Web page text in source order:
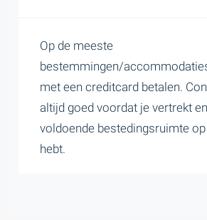
Op de meeste
bestemmingen/
met een creditcard betalen.
altijd goed voordat je vertrekt
voldoende bestedingsruimte
hebt.